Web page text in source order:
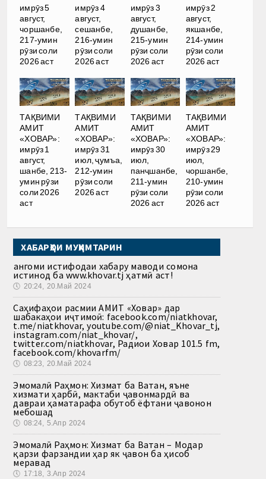
имрӯз 5
август,
чоршанбе,
217-умин
рӯзи соли
2026 аст
имрӯз 4
август,
сешанбе,
216-умин
рӯзи соли
2026 аст
имрӯз 3
август,
душанбе,
215-умин
рӯзи соли
2026 аст
имрӯз 2
август,
якшанбе,
214-умин
рӯзи соли
2026 аст
ТАҚВИМИ
АМИТ
«ХОВАР»:
имрӯз 1
август,
шанбе, 213-
умин рӯзи
соли 2026
аст
ТАҚВИМИ
АМИТ
«ХОВАР»:
имрӯз 31
июл, ҷумъа,
212-умин
рӯзи соли
2026 аст
ТАҚВИМИ
АМИТ
«ХОВАР»:
имрӯз 30
июл,
панҷшанбе,
211-умин
рӯзи соли
2026 аст
ТАҚВИМИ
АМИТ
«ХОВАР»:
имрӯз 29
июл,
чоршанбе,
210-умин
рӯзи соли
2026 аст
ХАБАРҲОИ МУҲИМТАРИН
Ҳангоми истифодаи хабару маводи сомона
истинод ба www.khovar.tj ҳатмӣ аст!
🕔 20:24, 20.Май 2024
Саҳифаҳои расмии АМИТ «Ховар» дар
шабакаҳои иҷтимоӣ: facebook.com/niatkhovar,
t.me/niatkhovar, youtube.com/@niat_Khovar_tj,
instagram.com/niat_khovar/,
twitter.com/niatkhovar, Радиои Ховар 101.5 fm,
facebook.com/khovarfm/
🕔 08:23, 20.Май 2024
Эмомалӣ Раҳмон: Хизмат ба Ватан, яъне
хизмати ҳарбӣ, мактаби ҷавонмардӣ ва
давраи ҳаматарафа обутоб ёфтани ҷавонон
мебошад
🕔 08:24, 5.Апр 2024
Эмомалӣ Раҳмон: Хизмат ба Ватан – Модар
қарзи фарзандии ҳар як ҷавон ба ҳисоб
меравад
🕔 17:18, 3.Апр 2024